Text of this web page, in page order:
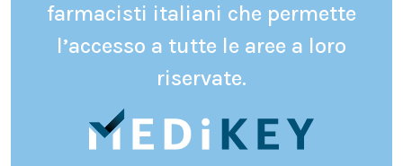
farmacisti italiani che permette
l’accesso a tutte le aree a loro
riservate.